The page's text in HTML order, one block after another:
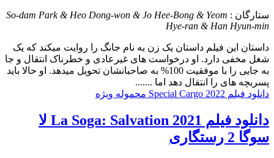
ستارگان : So-dam Park & Heo Dong-won & Jo Hee-Bong & Yeom
Hye-ran & Han Hyun-min
داستان این فیلم داستان یک زن به نام جانگ را روایت میکند که یک
شغل مخفی دارد. او درخواست های غیرعادی و خطرناک انتقال و جا
به جایی را با موفقیت 100% به صاحبانشان تحویل میدهد. او حالا باید
پسربچه های را انتقال دهد اما .......
دانلود فیلم Special Cargo 2022 محموله ویژه
دانلود فیلم La Soga: Salvation 2021 لا
سوگا 2 رستگاری